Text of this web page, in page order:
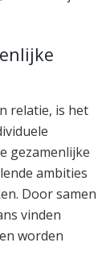
relatie, is het
gezamenlijke
ambities
Door samen
vinden
worden